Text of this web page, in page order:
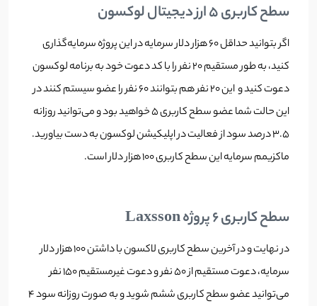
سطح کاربری 5 ارز دیجیتال لوکسون
اگر بتوانید حداقل 60 هزار دلار سرمایه در این پروژه سرمایه‌گذاری
کنید، به طور مستقیم 20 نفر را با کد دعوت خود به برنامه لوکسون
دعوت کنید و این 20 نفر هم بتوانند 60 نفر را عضو سیستم کنند در
این حالت شما عضو سطح کاربری 5 خواهید بود و می‌توانید روزانه
3.5 درصد سود از فعالیت در اپلیکیشن لوکسون به دست بیاورید.
ماکزیمم سرمایه این سطح کاربری 100 هزار دلار است.
سطح کاربری 6 پروژه Laxsson
در نهایت و در آخرین سطح کاربری لاکسون با داشتن 100 هزار دلار
سرمایه، دعوت مستقیم از 50 نفر و دعوت غیرمستقیم 150 نفر
می‌توانید عضو سطح کاربری ششم شوید و به صورت روزانه سود 4